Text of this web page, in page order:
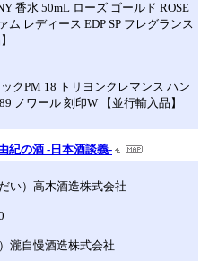
香水 50mL ローズ ゴールド ROSE
ム レディース EDP SP フレグランス
クPM 18 トリヨンクレマンス ハン
ノワール 刻印W 【並行輸入品】
紀の酒 -日本酒談義-
い）高木酒造株式会社
瀧自慢酒造株式会社